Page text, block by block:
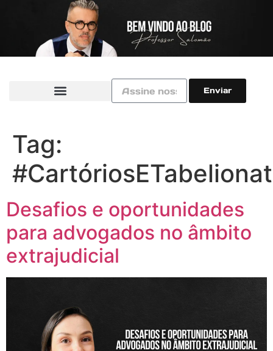
Enviar
Tag:
Desafios e oportunidades
para advogados no âmbito
extrajudicial